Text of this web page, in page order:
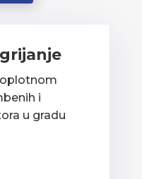
i
u gradu